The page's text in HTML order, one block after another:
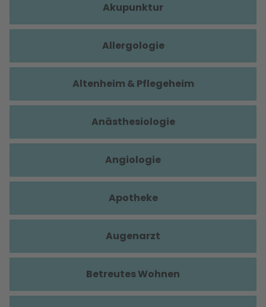
Akupunktur
Allergologie
Altenheim & Pflegeheim
Anästhesiologie
Angiologie
Apotheke
Augenarzt
Betreutes Wohnen